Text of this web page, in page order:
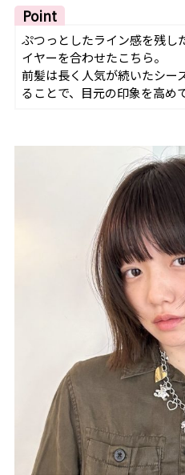
Point
ぷつっとしたライン感を残し
イヤーを合わせたこちら。
前髪は長く人気が続いたシー
ることで、目元の印象を高め